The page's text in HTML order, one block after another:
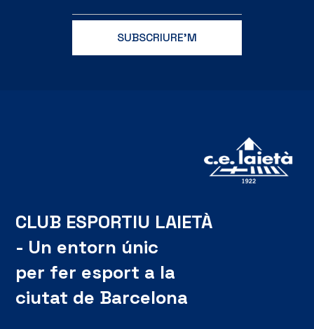
CLUB ESPORTIU LAIETÀ
- Un entorn únic
per fer esport a la
ciutat de Barcelona